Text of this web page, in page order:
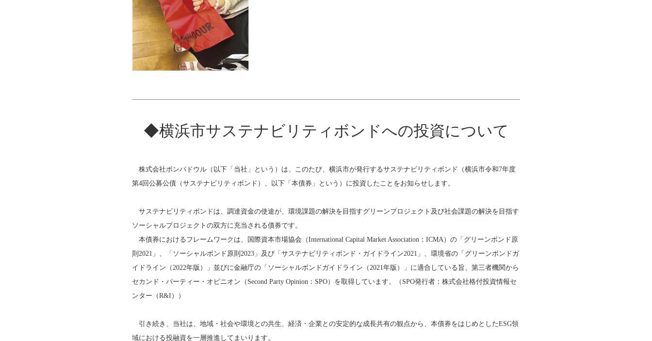
◆横浜市サステナビリティボンドへの投資について
株式会社ポンパドウル（以下「当社」という）は、このたび、横浜市が発行するサステナビリティボンド（横浜市令和7年度
第4回公募公債（サステナビリティボンド）、以下「本債券」という）に投資したことをお知らせします。
サステナビリティボンドは、調達資金の使途が、環境課題の解決を目指すグリーンプロジェクト及び社会課題の解決を目指す
ソーシャルプロジェクトの双方に充当される債券です。
本債券におけるフレームワークは、国際資本市場協会（International Capital Market Association：ICMA）の「グリーンボンド原
則2021」、「ソーシャルボンド原則2023」及び「サステナビリティボンド・ガイドライン2021」、環境省の「グリーンボンドガ
イドライン（2022年版）」並びに金融庁の「ソーシャルボンドガイドライン（2021年版）」に適合している旨、第三者機関から
セカンド・パーティー・オピニオン（Second Party Opinion：SPO）を取得しています。（SPO発行者：株式会社格付投資情報セ
ンター（R&I））
引き続き、当社は、地域・社会や環境との共生、経済・企業との安定的な成長共有の観点から、本債券をはじめとしたESG領
域における投融資を一層推進してまいります。